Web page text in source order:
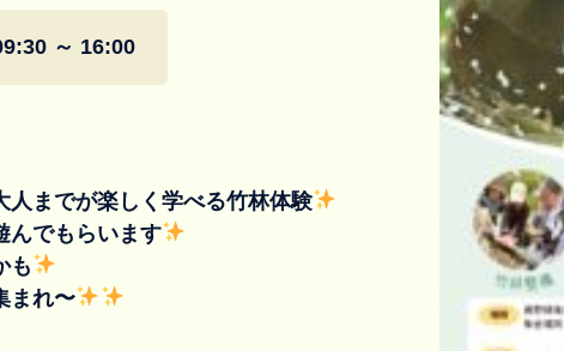
～ 16:00
人までが楽しく学べる竹林体験
んでもらいます
も
まれ〜